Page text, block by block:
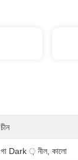
চীন
গা Dark ় নীল, কালো